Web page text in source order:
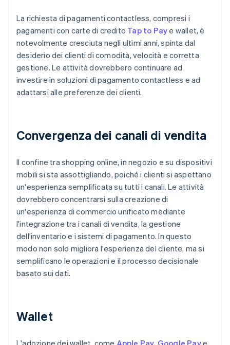
La richiesta di pagamenti contactless, compresi i
pagamenti con carte di credito Tap to Paye wallet, è
notevolmente cresciuta negli ultimi anni, spinta dal
desiderio dei clienti di comodità, velocità e corretta
gestione. Le attività dovrebbero continuare ad
investire in soluzioni di pagamento contactless e ad
adattarsi alle preferenze dei clienti.
Convergenza dei canali di vendita
Il confine tra shopping online, in negozio e su dispositivi
mobili si sta assottigliando, poiché i clienti si aspettano
un'esperienza semplificata su tutti i canali. Le attività
dovrebbero concentrarsi sulla creazione di
un'esperienza di commercio unificato mediante
l'integrazione tra i canali di vendita, la gestione
dell'inventario e i sistemi di pagamento. In questo
modo non solo migliora l'esperienza del cliente, ma si
semplificano le operazioni e il processo decisionale
basato sui dati.
Wallet